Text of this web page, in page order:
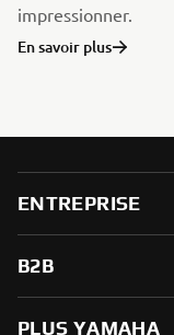
impressionner.
En savoir plus
ENTREPRISE
B2B
PLUS YAMAHA